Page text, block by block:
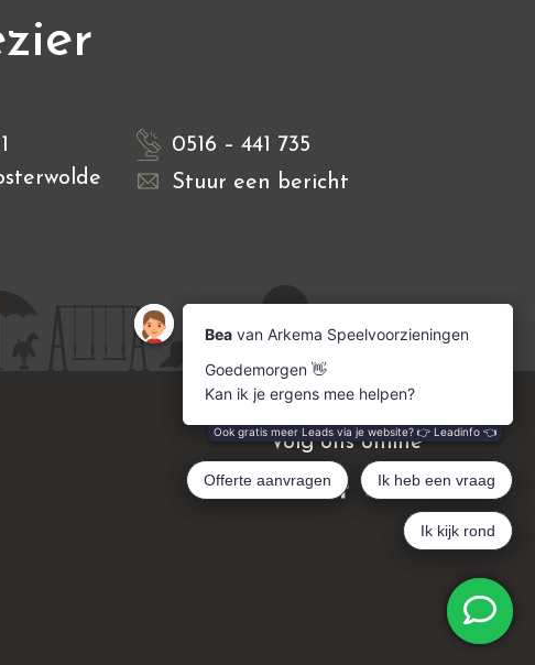
0516 – 441 735
Stuur een bericht
Volg ons online